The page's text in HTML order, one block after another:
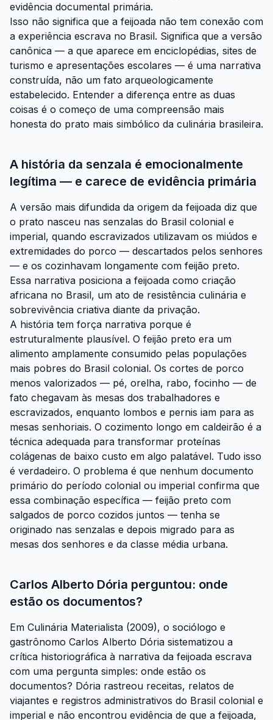
evidência documental primária.
Isso não significa que a feijoada não tem conexão com
a experiência escrava no Brasil. Significa que a versão
canônica — a que aparece em enciclopédias, sites de
turismo e apresentações escolares — é uma narrativa
construída, não um fato arqueologicamente
estabelecido. Entender a diferença entre as duas
coisas é o começo de uma compreensão mais
honesta do prato mais simbólico da culinária brasileira.
A história da senzala é emocionalmente
legítima — e carece de evidência primária
A versão mais difundida da origem da feijoada diz que
o prato nasceu nas senzalas do Brasil colonial e
imperial, quando escravizados utilizavam os miúdos e
extremidades do porco — descartados pelos senhores
— e os cozinhavam longamente com feijão preto.
Essa narrativa posiciona a feijoada como criação
africana no Brasil, um ato de resistência culinária e
sobrevivência criativa diante da privação.
A história tem força narrativa porque é
estruturalmente plausível. O feijão preto era um
alimento amplamente consumido pelas populações
mais pobres do Brasil colonial. Os cortes de porco
menos valorizados — pé, orelha, rabo, focinho — de
fato chegavam às mesas dos trabalhadores e
escravizados, enquanto lombos e pernis iam para as
mesas senhoriais. O cozimento longo em caldeirão é a
técnica adequada para transformar proteínas
colágenas de baixo custo em algo palatável. Tudo isso
é verdadeiro. O problema é que nenhum documento
primário do período colonial ou imperial confirma que
essa combinação específica — feijão preto com
salgados de porco cozidos juntos — tenha se
originado nas senzalas e depois migrado para as
mesas dos senhores e da classe média urbana.
Carlos Alberto Dória perguntou: onde
estão os documentos?
Em Culinária Materialista (2009), o sociólogo e
gastrônomo Carlos Alberto Dória sistematizou a
crítica historiográfica à narrativa da feijoada escrava
com uma pergunta simples: onde estão os
documentos? Dória rastreou receitas, relatos de
viajantes e registros administrativos do Brasil colonial e
imperial e não encontrou evidência de que a feijoada,